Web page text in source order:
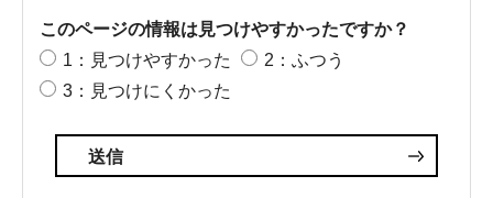
このページの情報は見つけやすかったですか？
1：見つけやすかった
2：ふつう
3：見つけにくかった